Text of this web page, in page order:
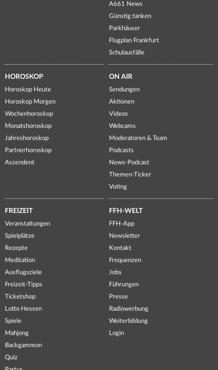
A661 News
Günstig tanken
Parkhäuser
Flugplan Frankfurt
Schulausfälle
HOROSKOP
Horoskop Heute
Horoskop Morgen
Wochenhoroskop
Monatshoroskop
Jahreshoroskop
Partnerhoroskop
Aszendent
ON AIR
Sendungen
Aktionen
Videos
Webcams
Moderatoren & Team
Podcasts
News-Podcast
Themen-Ticker
Voting
FREIZEIT
Veranstaltungen
Spielplätze
Rezepte
Meditation
Ausflugsziele
Freizeit-Tipps
Ticketshop
Lotto Hessen
Spiele
Mahjong
Backgammon
Quiz
FFH-WELT
FFH-App
Newsletter
Kontakt
Frequenzen
Jobs
Führungen
Presse
Radiowerbung
Weiterbildung
Login